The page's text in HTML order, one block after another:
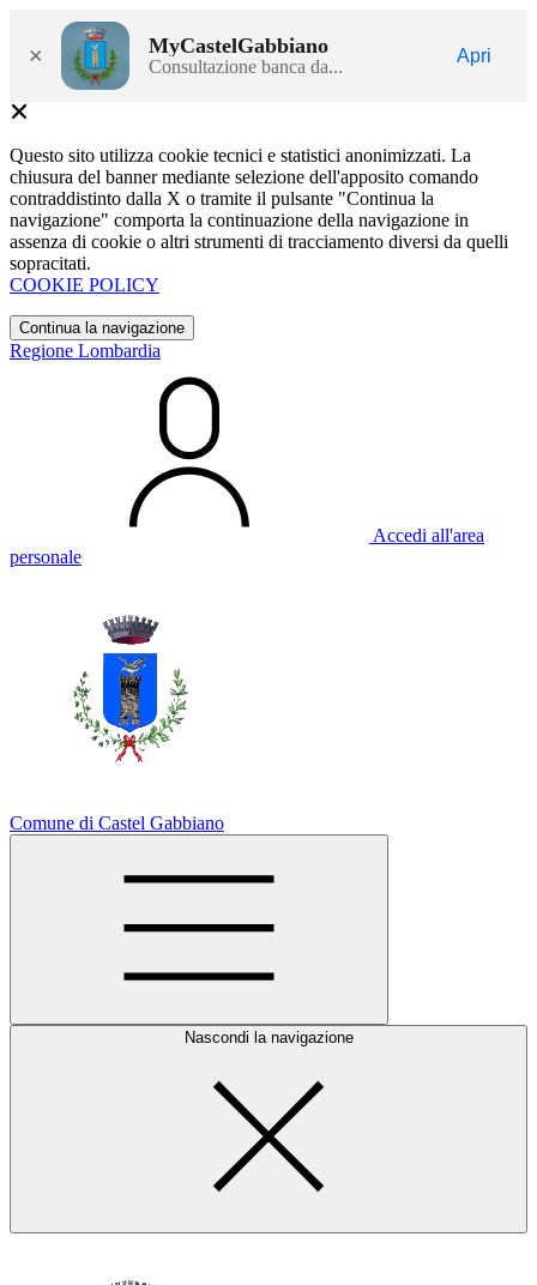
× MyCastelGabbiano
Consultazione banca da...
Apri
Questo sito utilizza cookie tecnici e statistici anonimizzati. La
chiusura del banner mediante selezione dell'apposito comando
contraddistinto dalla X o tramite il pulsante "Continua la
navigazione" comporta la continuazione della navigazione in
assenza di cookie o altri strumenti di tracciamento diversi da quelli
sopracitati.
COOKIE POLICY
Continua la navigazione
Regione Lombardia
Accedi all'area
personale
Comune di Castel Gabbiano
Nascondi la navigazione